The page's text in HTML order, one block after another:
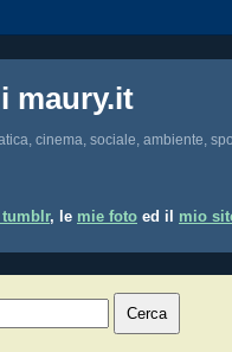
maury.it
cinema, sociale, ambiente,
, le mie foto ed il mio